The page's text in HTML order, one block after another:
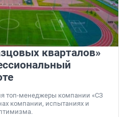
кварталов»
топ-менеджеры компании «СЗ
компании, испытаниях и